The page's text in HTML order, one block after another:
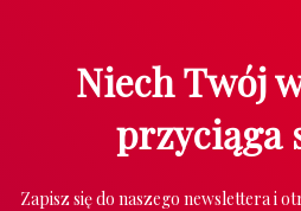
Niech Twój
przyciąga
Zapisz się do naszego newslettera i